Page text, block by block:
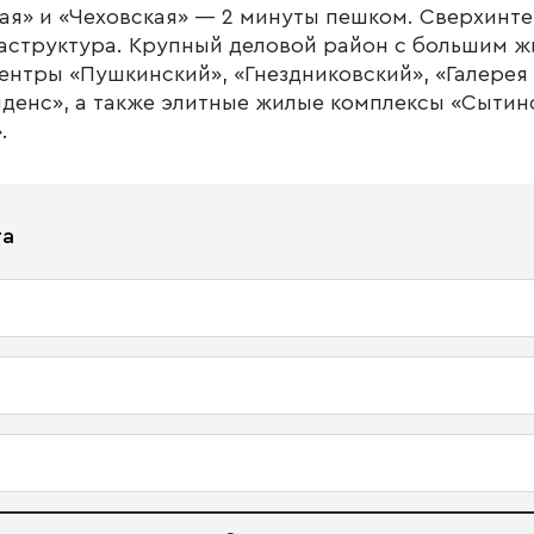
и «Чеховская» — 2 минуты пешком.
Крупный деловой район с большим
«Пушкинский», «Гнездниковский»,
а также элитные жилые комплексы